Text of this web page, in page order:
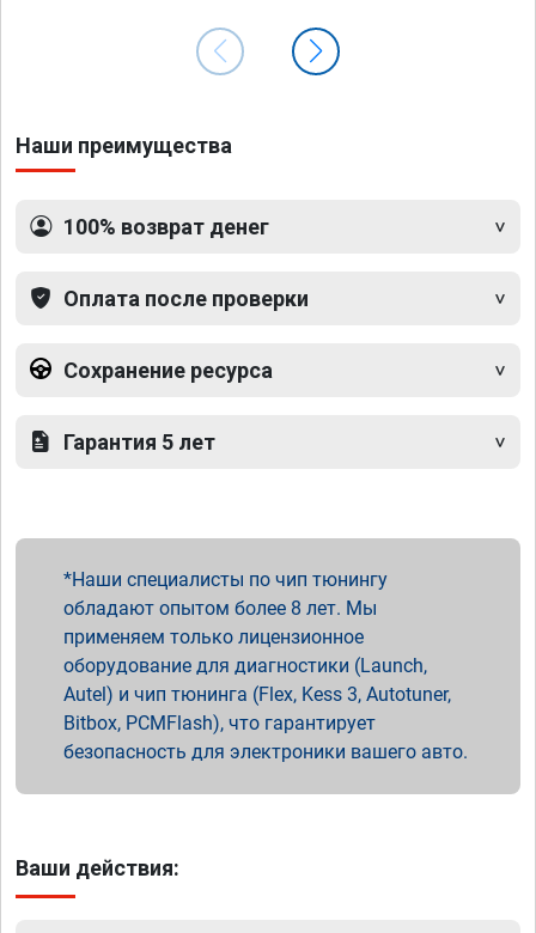
Наши преимущества
100% возврат денег
Оплата после проверки
Сохранение ресурса
Гарантия 5 лет
Наши специалисты по чип тюнингу
обладают опытом более 8 лет. Мы
применяем только лицензионное
оборудование для диагностики (Launch,
Autel) и чип тюнинга (Flex, Kess 3, Autotuner,
Bitbox, PCMFlash), что гарантирует
безопасность для электроники вашего авто.
Ваши действия: